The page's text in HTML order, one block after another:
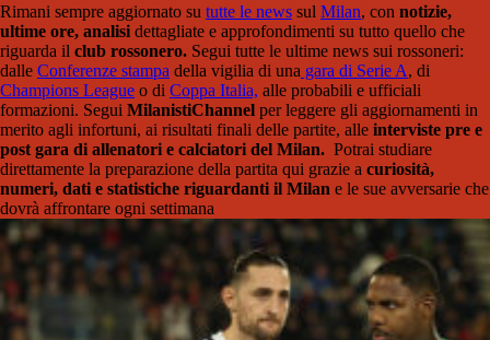
Rimani sempre aggiornato su tutte le news sul Milan, con notizie,
ultime ore, analisi dettagliate e approfondimenti su tutto quello che
riguarda il club rossonero. Segui tutte le ultime news sui rossoneri:
dalle Conferenze stampa della vigilia di una gara di Serie A, di
Champions League o di Coppa Italia, alle probabili e ufficiali
formazioni. Segui MilanistiChannel per leggere gli aggiornamenti in
merito agli infortuni, ai risultati finali delle partite, alle interviste pre e
post gara di allenatori e calciatori del Milan. Potrai studiare
direttamente la preparazione della partita qui grazie a curiosità,
numeri, dati e statistiche riguardanti il Milan e le sue avversarie che
dovrà affrontare ogni settimana